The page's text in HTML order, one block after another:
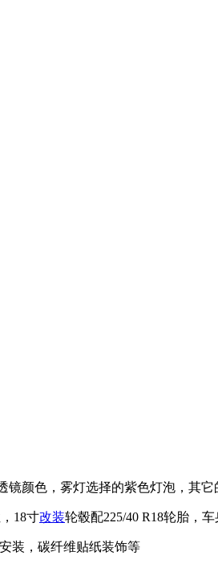
镜颜色，雾灯选择的紫色灯泡，其
18寸改装轮毂配225/40 R18轮胎，
装，碳纤维贴纸装饰等